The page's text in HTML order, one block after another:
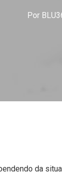
Por
da